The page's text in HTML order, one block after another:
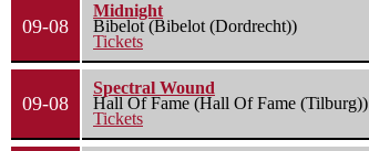
09-08
Midnight
Bibelot (Bibelot (Dordrecht))
Tickets
09-08
Spectral Wound
Hall Of Fame (Hall Of Fame (Tilburg))
Tickets